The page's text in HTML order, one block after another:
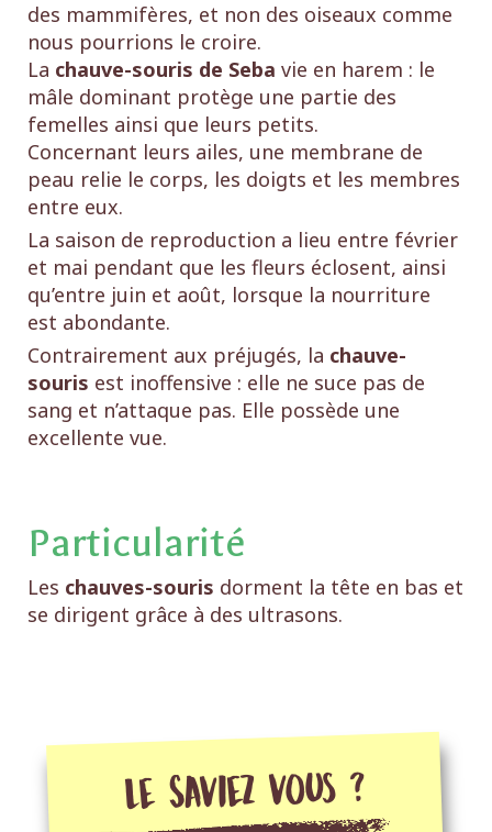
des mammifères, et non des oiseaux comme
nous pourrions le croire.
La chauve-souris de Seba vie en harem : le
mâle dominant protège une partie des
femelles ainsi que leurs petits.
Concernant leurs ailes, une membrane de
peau relie le corps, les doigts et les membres
entre eux.
La saison de reproduction a lieu entre février
et mai pendant que les fleurs éclosent, ainsi
qu’entre juin et août, lorsque la nourriture
est abondante.
Contrairement aux préjugés, la chauve-
souris est inoffensive : elle ne suce pas de
sang et n’attaque pas. Elle possède une
excellente vue.
Particularité
Les chauves-souris dorment la tête en bas et
se dirigent grâce à des ultrasons.
Le Saviez vous ?